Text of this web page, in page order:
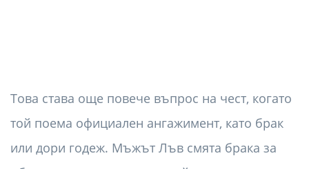
Това става още повече въпрос на чест, когато
той поема официален ангажимент, като брак
или дори годеж. Мъжът Лъв смята брака за